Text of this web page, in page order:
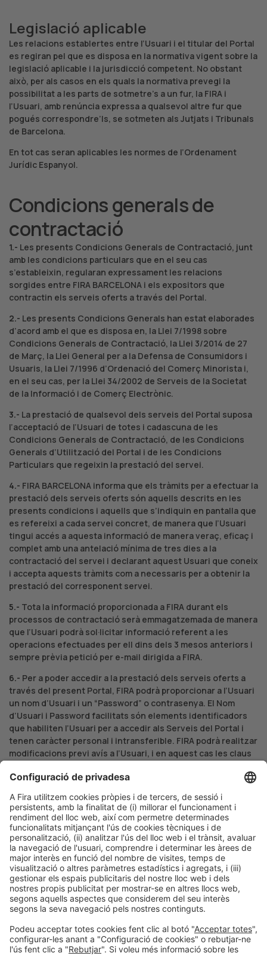
Legislació aplicable
Les relacions establertes entre l’Usuari i el titular del Portal
es regiran pel que es disposa en la normativa vigent sobre la
legislació aplicable i la jurisdicció competent. No obstant
això, per als casos en els quals la normativa prevegi la
possibilitat a les parts de sotmetre’s a un fur, la FIRA i
l’Usuari, amb renúncia expressa a qualsevol altre fur que
pogués correspondre’ls, se sotmeten als Jutjats i Tribunals
de Barcelona.
En tot cas seran aplicables les normes de l’Ordenament
Jurídic Espanyol.
Condicions generals de
contractació
1.- Les presents Condicions Generals de Contractació, junt
amb les condicions particulars que en el seu cas
s’estableixin, regularan expressament les relacions
sorgides entre FIRA BARCELONA i els expositors que
contractin els serveis oferts a través del Portal.
2.- Les presents Condicions Generals han estat elaborades
d’acord amb el que es disposa en, la Llei 7/1998 sobre
Condicions Generals de Contractació, la Llei 3/2014 de 27
de Març, la Llei General per a la Defensa de Consumidors i
Usuaris, la Llei 7/1996 d’Ordenació del Comerç Minorista i,
en el seu cas, per la Llei 34/2002 de Serveis de la Societat
de la Informació i de Comerç Electrònic.
3.- La prestació de qualsevol dels serveis del Portal suposa
l’acceptació de l’Usuari de totes i cadascuna de les
Condicions Generals de Contractació, de les Condicions
Generals d’Utilització del Portal i de les Condicions
Particulars que regeixin la prestació del servei.
4.- FIRA BARCELONA informa que els tràmits per a efectuar la
prestació dels serveis oferts són aquells descrits en les
presents condicions i aquells que s’indiquin en pantalla que
es refereixi a cada servei concret, de manera que l’Usuari
tingui accés a aquesta informació de manera veraç, eficaç i
complet amb una antelació mínima de tres dies a la
contractació del servei i declarant aquest Usuari que coneix
i accepta aquests tràmits com a necessaris per a obtenir la
prestació del corresponent servei.
5.- Tota la informació proporcionada a FIRA durant els
processos de contractació serà emmagatzemada de manera
que l’Usuari podrà sol·licitar informació referent a les
operacions efectuades per ell dins dels 3 mesos anteriors i
sempre prèvia petició per e-mail dirigida a FIRA.
6.- Per a poder accedir a la prestació dels serveis oferts a
través del present Portal, FIRA podrà proporcionar a l’Usuari
un nom d’Usuari i un “Password” o contrasenya. El Nom
d’Usuari i Password facilitats són elements identificadors
que habiliten l’Usuari per a accedir als Serveis del Portal i
tenen caràcter personal i intransferible. FIRA podrà realitzar
modificacions previ avís a l’Usuari, i en aquest cas les claus
Tots els mitjans tècnics que siguin necessaris per a
accedir al Portal i a la prestació de serveis de FIRA seran per
compte exclusiu de l’Usuari, així com tots els impostos o
despeses d’un altre tipus als quals la prestació de serveis
donés lloc.
8.-Els contractes subscrits a través del present Portal es
regiran per la legislació espanyola, que serà aplicable en el
no recollit en les presents condicions en matèria
d’interpretació, validesa i execució.
No obstant això, per als casos en els quals la normativa
prevegi la possibilitat a les parts de sotmetre’s a un fur, la
FIRA i l’Usuari, amb renúncia expressa a qualsevol altre fur
que pogués correspondre’ls, se sotmeten als Jutjats i